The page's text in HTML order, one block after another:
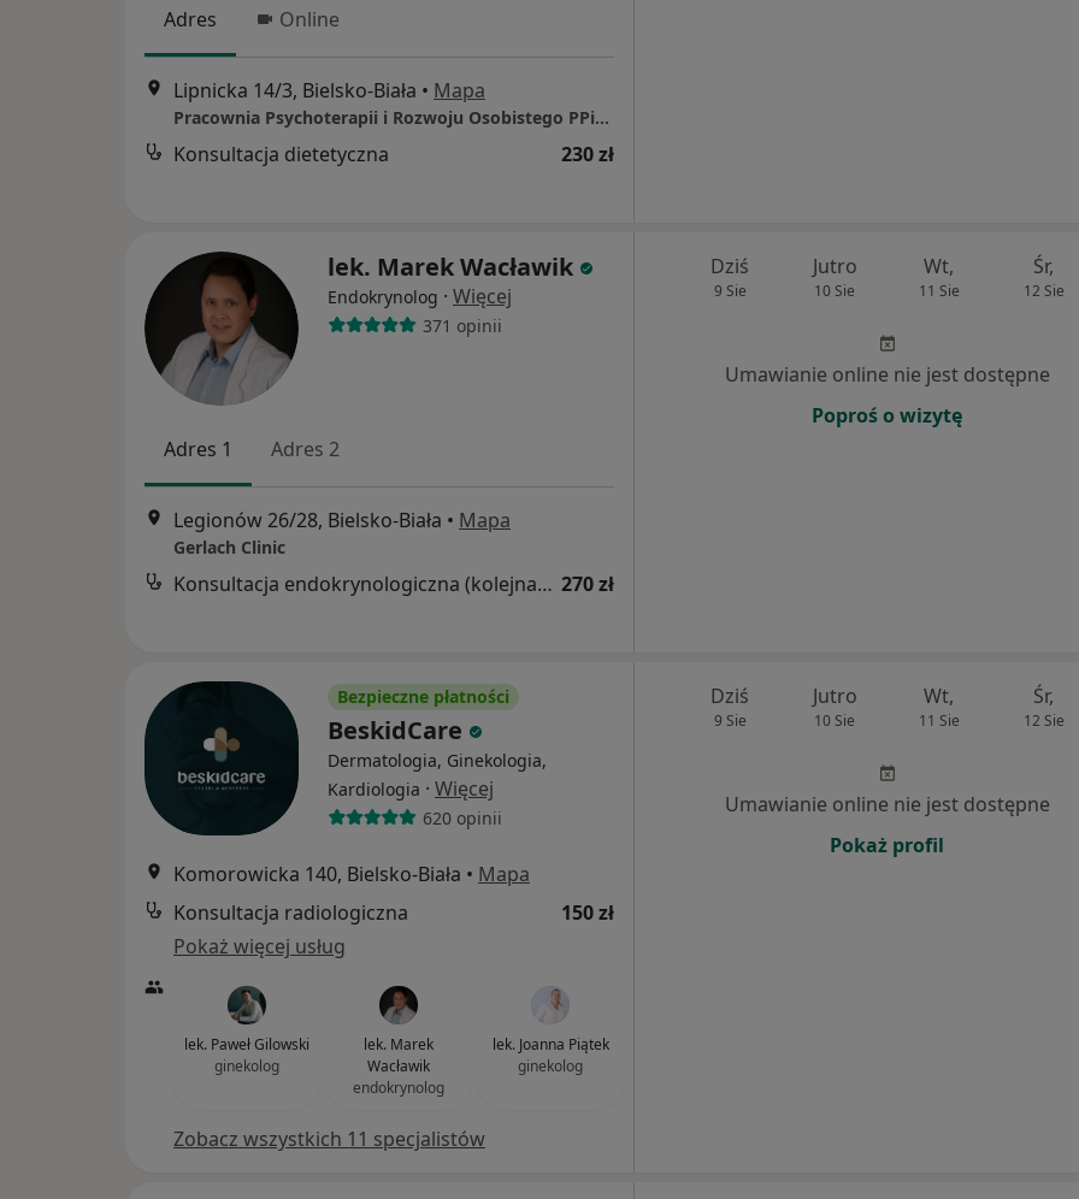
Adres Online
Lipnicka 14/3, Bielsko-Biała • Mapa
Pracownia Psychoterapii i Rozwoju Osobistego PPiRO
Konsultacja dietetyczna 230 zł
lek. Marek Wacławik
Endokrynolog · Więcej
371 opinii
Adres 1 Adres 2
Legionów 26/28, Bielsko-Biała • Mapa
Gerlach Clinic
Konsultacja endokrynologiczna (kolejna wizyta) 270 zł
Dziś
9 Sie
Jutro
10 Sie
Wt,
11 Sie
Śr,
12 Sie
Umawianie online nie jest dostępne
Poproś o wizytę
Bezpieczne płatności
BeskidCare
Dermatologia, Ginekologia,
Kardiologia · Więcej
620 opinii
Komorowicka 140, Bielsko-Biała • Mapa
Konsultacja radiologiczna
150 zł
Pokaż więcej usług
lek. Paweł Gilowski
ginekolog
lek. Marek
Wacławik
endokrynolog
lek. Joanna Piątek
ginekolog
Zobacz wszystkich 11 specjalistów
Dziś
9 Sie
Jutro
10 Sie
Wt,
11 Sie
Śr,
12 Sie
Umawianie online nie jest dostępne
Pokaż profil